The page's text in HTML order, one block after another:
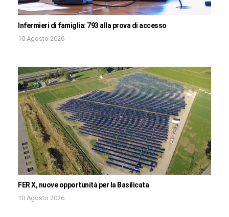
Infermieri di famiglia: 793 alla prova di accesso
10 Agosto 2026
FER X, nuove opportunità per la Basilicata
10 Agosto 2026